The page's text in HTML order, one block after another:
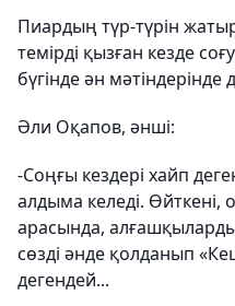
Пиардың түр-түрін
темірді қызған кезде
бүгінде ән мәтіндерінде
Әли Оқапов, әнші:
-Соңғы кездері хайп
алдыма келеді. Өйткені,
арасында,
сөзді әнде қолданып
дегендей...